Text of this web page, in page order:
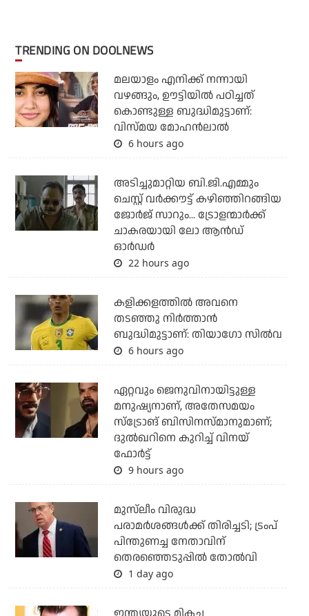
TRENDING ON DOOLNEWS
മലയാളം എനിക്ക് നന്നായി
വഴങ്ങും, ഊട്ടിയില്‍ പഠിച്ചത്
കൊണ്ടുള്ള ബുദ്ധിമുട്ടാണ്:
വിസ്മയ മോഹന്‍ലാല്‍
6 hours ago
അടിച്ചുമാറ്റിയ ബി.ജി.എമ്മും
ചെസ്റ്റ് വര്‍ക്കൗട്ട് കഴിഞ്ഞിറങ്ങിയ
ജോര്‍ജ് സാറും... ട്രോളന്മാര്‍ക്ക്
ചാകരയായി ലോ ആന്‍ഡ്
ഓര്‍ഡര്‍
22 hours ago
കളിക്കളത്തില്‍ അവനെ
തടഞ്ഞു നിര്‍ത്താന്‍
ബുദ്ധിമുട്ടാണ്: തിയാഗോ സില്‍വ
6 hours ago
ഏറ്റവും ജെനുവിനായിട്ടുള്ള
മനുഷ്യനാണ്, അതേസമയം
സ്‌ട്രോങ് ബിസിനസ്മാനുമാണ്;
ദുല്‍ഖറിനെ കുറിച്ച് വിനയ്
ഫോര്‍ട്ട്
9 hours ago
മുസ്‌ലീം വിരുദ്ധ
പരാമര്‍ശങ്ങള്‍ക്ക് തിരിച്ചടി; ട്രംപ്
പിന്തുണച്ച നേതാവിന്
തെരഞ്ഞെടുപ്പില്‍ തോല്‍വി
1 day ago